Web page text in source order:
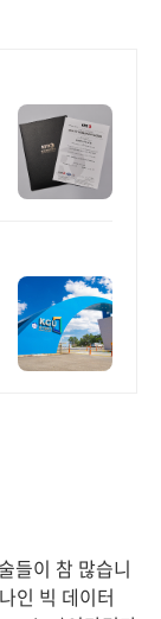
들이 참 많습니
인 빅 데이터